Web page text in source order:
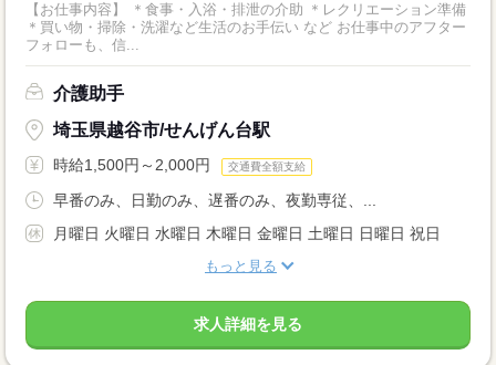
【お仕事内容】 ＊食事・入浴・排泄の介助 ＊レクリエーション準備
＊買い物・掃除・洗濯など生活のお手伝い など お仕事中のアフター
フォローも、信...
介護助手
埼玉県越谷市/せんげん台駅
時給1,500円～2,000円 交通費全額支給
早番のみ、日勤のみ、遅番のみ、夜勤専従、...
月曜日 火曜日 水曜日 木曜日 金曜日 土曜日 日曜日 祝日
もっと見る
求人詳細を見る